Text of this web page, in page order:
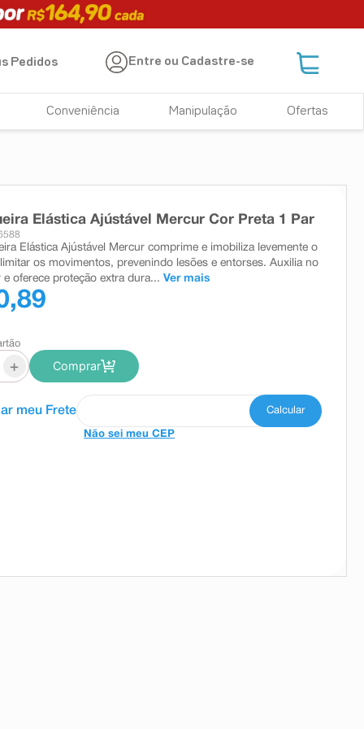
Pedidos Entre ou Cadastre-se
Conveniência Manipulação Ofertas
Elástica Ajústável Mercur Cor Preta 1 Par
Elástica Ajústável Mercur comprime e imobiliza levemente o
os movimentos, prevenindo lesões e entorses. Auxilia no
e oferece proteção extra dura... Ver mais
+ Comprar
Não sei meu CEP